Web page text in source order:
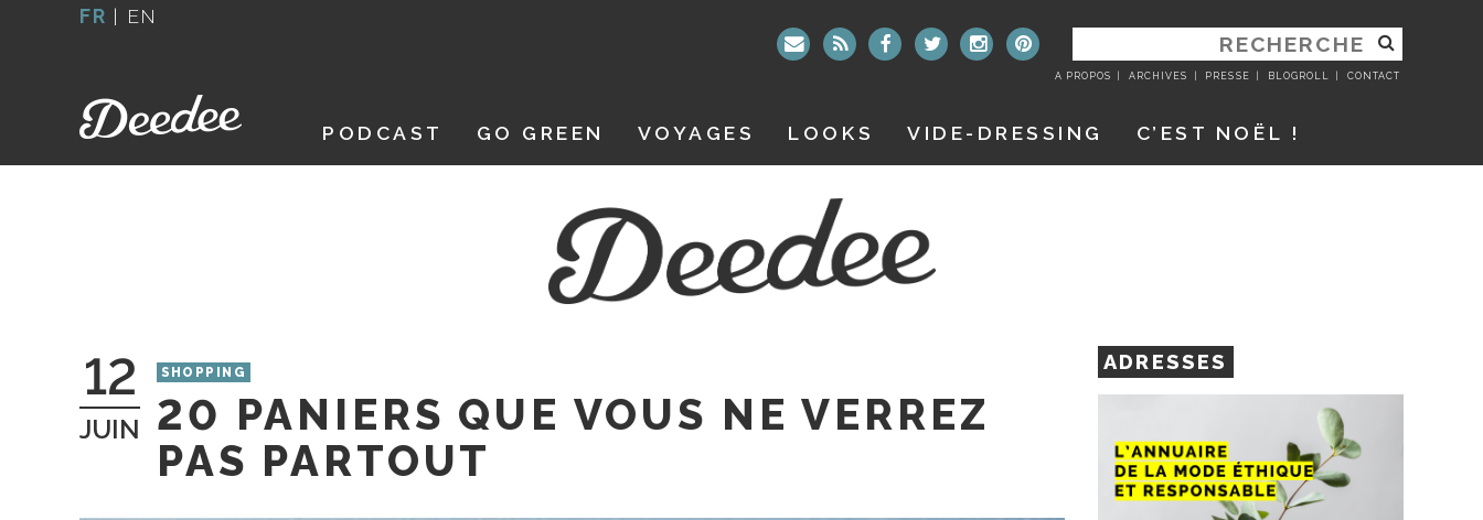
FR | EN
RECHERCHER
:
A PROPOS ARCHIVES PRESSE BLOGROLL CONTACT
PODCAST GO GREEN VOYAGES LOOKS VIDE-DRESSING C’EST NOËL !
12
JUIN
SHOPPING
20 PANIERS QUE VOUS NE VERREZ
PAS PARTOUT
ADRESSES